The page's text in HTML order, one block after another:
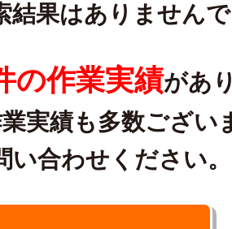
結果はありません
の作業実績があ
実績も多数ござい
い合わせください。